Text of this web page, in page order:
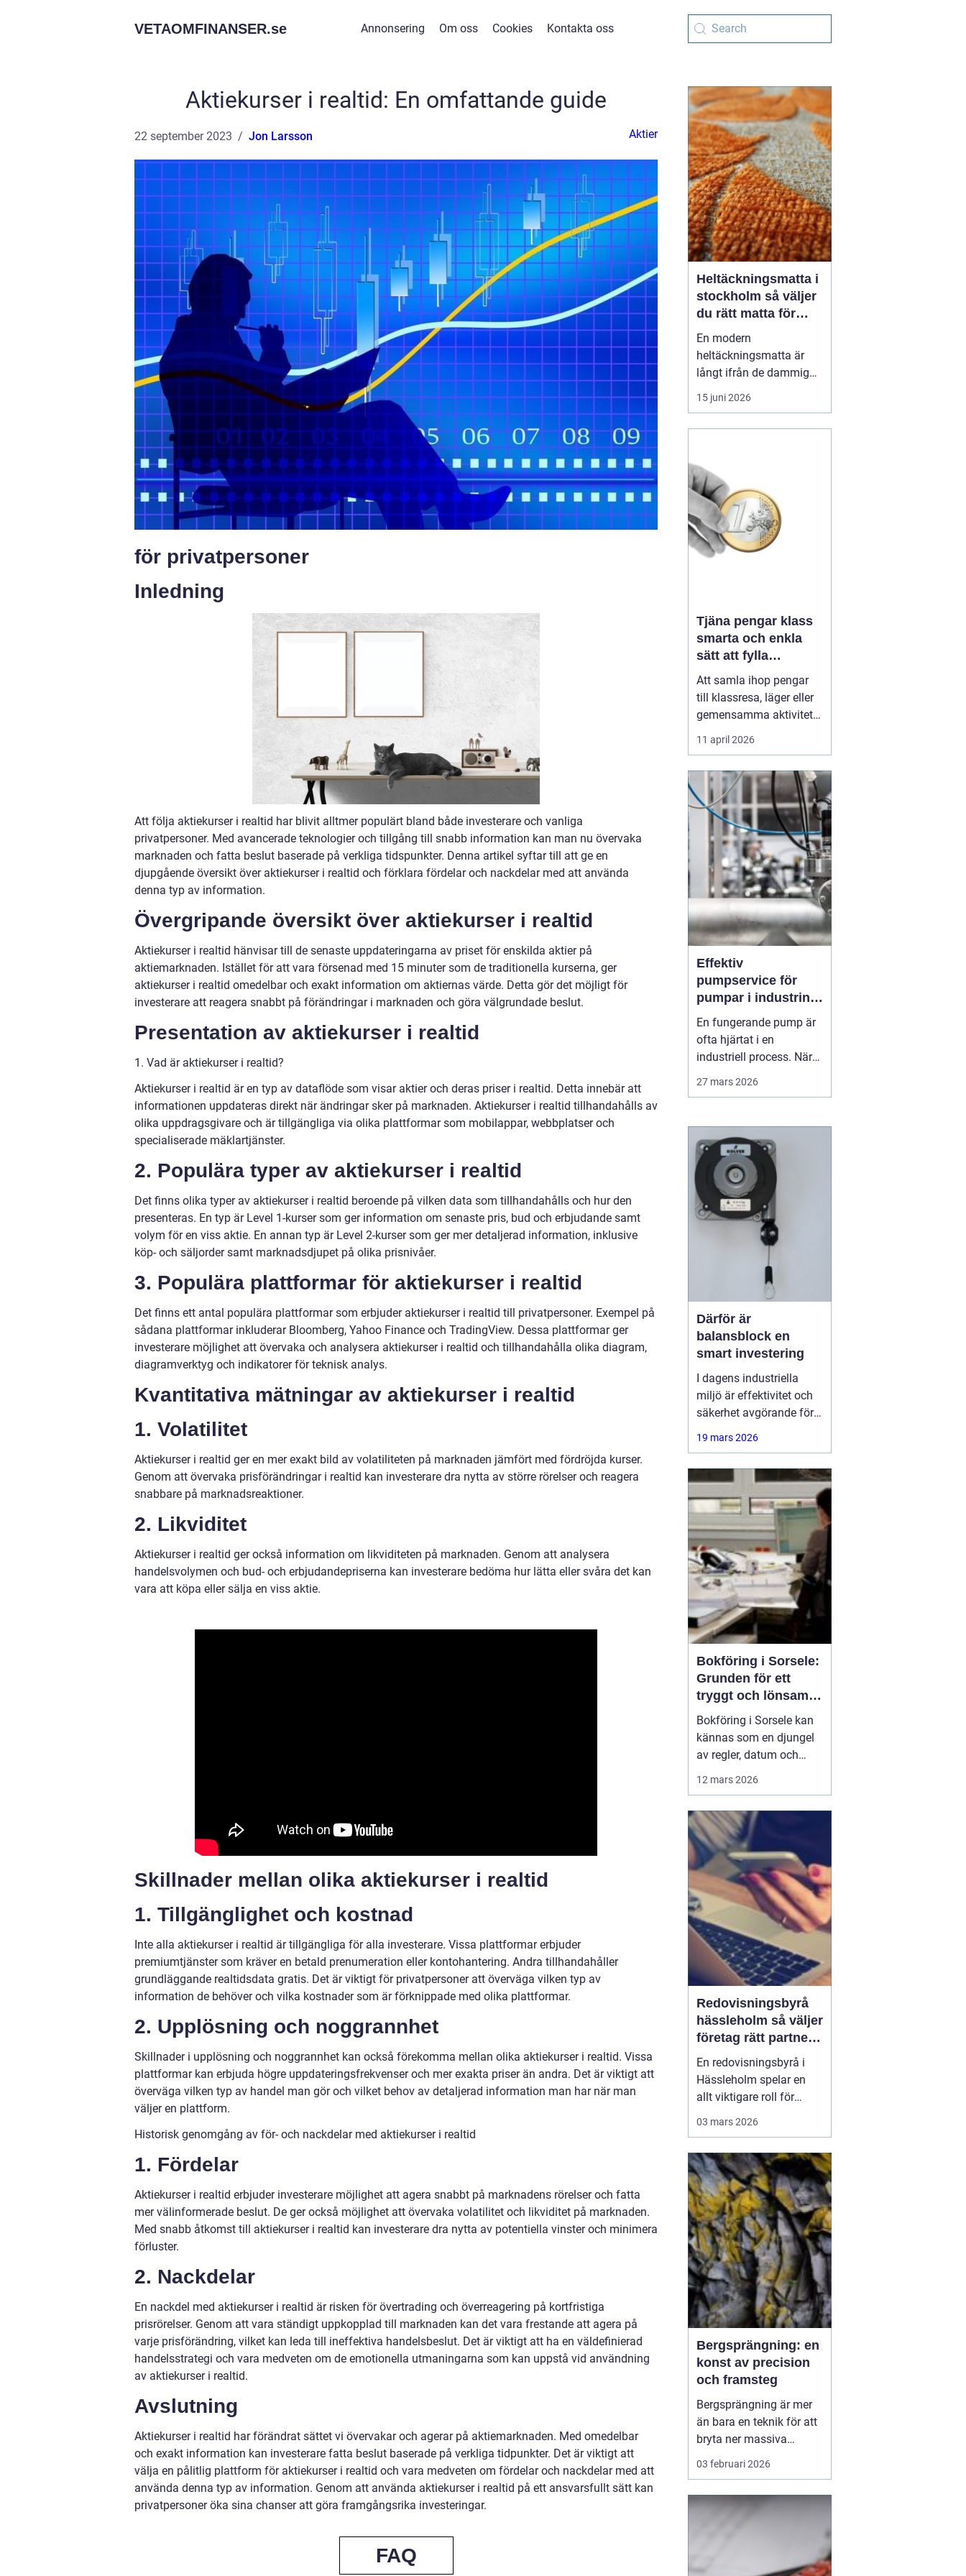
VETAOMFINANSER.se Annonsering Om oss Cookies Kontakta oss
Aktiekurser i realtid: En omfattande guide
22 september 2023 Jon Larsson Aktier
för privatpersoner
Inledning
Att följa aktiekurser i realtid har blivit alltmer populärt bland både investerare och vanliga
privatpersoner. Med avancerade teknologier och tillgång till snabb information kan man nu övervaka
marknaden och fatta beslut baserade på verkliga tidspunkter. Denna artikel syftar till att ge en
djupgående översikt över aktiekurser i realtid och förklara fördelar och nackdelar med att använda
denna typ av information.
Övergripande översikt över aktiekurser i realtid
Aktiekurser i realtid hänvisar till de senaste uppdateringarna av priset för enskilda aktier på
aktiemarknaden. Istället för att vara försenad med 15 minuter som de traditionella kurserna, ger
aktiekurser i realtid omedelbar och exakt information om aktiernas värde. Detta gör det möjligt för
investerare att reagera snabbt på förändringar i marknaden och göra välgrundade beslut.
Presentation av aktiekurser i realtid
1. Vad är aktiekurser i realtid?
Aktiekurser i realtid är en typ av dataflöde som visar aktier och deras priser i realtid. Detta innebär att
informationen uppdateras direkt när ändringar sker på marknaden. Aktiekurser i realtid tillhandahålls av
olika uppdragsgivare och är tillgängliga via olika plattformar som mobilappar, webbplatser och
specialiserade mäklartjänster.
2. Populära typer av aktiekurser i realtid
Det finns olika typer av aktiekurser i realtid beroende på vilken data som tillhandahålls och hur den
presenteras. En typ är Level 1-kurser som ger information om senaste pris, bud och erbjudande samt
volym för en viss aktie. En annan typ är Level 2-kurser som ger mer detaljerad information, inklusive
köp- och säljorder samt marknadsdjupet på olika prisnivåer.
3. Populära plattformar för aktiekurser i realtid
Det finns ett antal populära plattformar som erbjuder aktiekurser i realtid till privatpersoner. Exempel på
sådana plattformar inkluderar Bloomberg, Yahoo Finance och TradingView. Dessa plattformar ger
investerare möjlighet att övervaka och analysera aktiekurser i realtid och tillhandahålla olika diagram,
diagramverktyg och indikatorer för teknisk analys.
Kvantitativa mätningar av aktiekurser i realtid
1. Volatilitet
Aktiekurser i realtid ger en mer exakt bild av volatiliteten på marknaden jämfört med fördröjda kurser.
Genom att övervaka prisförändringar i realtid kan investerare dra nytta av större rörelser och reagera
snabbare på marknadsreaktioner.
2. Likviditet
Aktiekurser i realtid ger också information om likviditeten på marknaden. Genom att analysera
handelsvolymen och bud- och erbjudandepriserna kan investerare bedöma hur lätta eller svåra det kan
vara att köpa eller sälja en viss aktie.
Skillnader mellan olika aktiekurser i realtid
1. Tillgänglighet och kostnad
Inte alla aktiekurser i realtid är tillgängliga för alla investerare. Vissa plattformar erbjuder
premiumtjänster som kräver en betald prenumeration eller kontohantering. Andra tillhandahåller
grundläggande realtidsdata gratis. Det är viktigt för privatpersoner att överväga vilken typ av
information de behöver och vilka kostnader som är förknippade med olika plattformar.
2. Upplösning och noggrannhet
Skillnader i upplösning och noggrannhet kan också förekomma mellan olika aktiekurser i realtid. Vissa
plattformar kan erbjuda högre uppdateringsfrekvenser och mer exakta priser än andra. Det är viktigt att
överväga vilken typ av handel man gör och vilket behov av detaljerad information man har när man
väljer en plattform.
Historisk genomgång av för- och nackdelar med aktiekurser i realtid
1. Fördelar
Aktiekurser i realtid erbjuder investerare möjlighet att agera snabbt på marknadens rörelser och fatta
mer välinformerade beslut. De ger också möjlighet att övervaka volatilitet och likviditet på marknaden.
Med snabb åtkomst till aktiekurser i realtid kan investerare dra nytta av potentiella vinster och minimera
förluster.
2. Nackdelar
En nackdel med aktiekurser i realtid är risken för övertrading och överreagering på kortfristiga
prisrörelser. Genom att vara ständigt uppkopplad till marknaden kan det vara frestande att agera på
varje prisförändring, vilket kan leda till ineffektiva handelsbeslut. Det är viktigt att ha en väldefinierad
handelsstrategi och vara medveten om de emotionella utmaningarna som kan uppstå vid användning
av aktiekurser i realtid.
Avslutning
Aktiekurser i realtid har förändrat sättet vi övervakar och agerar på aktiemarknaden. Med omedelbar
och exakt information kan investerare fatta beslut baserade på verkliga tidpunkter. Det är viktigt att
välja en pålitlig plattform för aktiekurser i realtid och vara medveten om fördelar och nackdelar med att
använda denna typ av information. Genom att använda aktiekurser i realtid på ett ansvarsfullt sätt kan
privatpersoner öka sina chanser att göra framgångsrika investeringar.
FAQ
Heltäckningsmatta i
stockholm så väljer
du rätt matta för
hem och kontor
En modern
heltäckningsmatta är
långt ifrån de dammiga,
svårstädade varianter
många minns från 70-
hygien, snygg design
och hög slitstyrka. För
den som bor eller verkar i
Stockholm har ...
15 juni 2026
Tjäna pengar klass
smarta och enkla
sätt att fylla
klasskassan
Att samla ihop pengar
till klassresa, läger eller
gemensamma aktiviteter
är en återkommande
utmaning i många
tydligt: en minnesvärd
upplevelse där hela
klassen kan följa med.
Vägen dit kräver
däremot planering,
samarbete och ett...
11 april 2026
Effektiv
pumpservice för
pumpar i industrin –
så undviks dyra
driftstopp
En fungerande pump är
ofta hjärtat i en
industriell process. När
professionell
Pumpservice- pumpar...
27 mars 2026
Därför är
balansblock en
smart investering
I dagens industriella
miljö är effektivitet och
säkerhet avgörande för
hjälpmedel som har
blivit alltmer populärt är
19 mars 2026
Bokföring i Sorsele:
Grunden för ett
tryggt och lönsamt
företag
Bokföring i Sorsele kan
kännas som en djungel
av regler, datum och
siffrorna är i ordning får
företagaren en tydlig bild
av hur verksamh...
12 mars 2026
Redovisningsbyrå
hässleholm så väljer
företag rätt partner
för ekonomin
En redovisningsbyrå i
Hässleholm spelar en
allt viktigare roll för
samtidigt frigöra tid till
kunder och affärer. När
lagar ändras ofta,
digitala system
uppdateras i snabb takt
och kraven fr...
03 mars 2026
Bergsprängning: en
konst av precision
och framsteg
Bergsprängning är mer
än bara en teknik för att
bryta ner massiva
bergformationer. Det är
omfattande kunskap för
att säkerställa att
03 februari 2026